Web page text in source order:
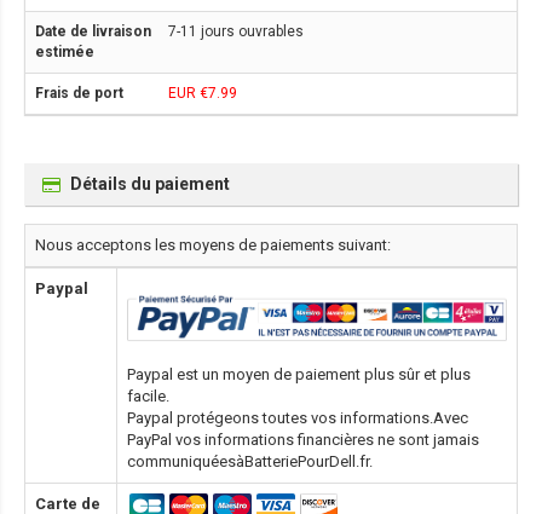
7-11 jours ouvrables
EUR €7.99
Détails du paiement
Nous acceptons les moyens de paiements suivant:
Paypal
Paypal est un moyen de paiement plus sûr et plus
facile.
Paypal protégeons toutes vos informations.Avec
PayPal vos informations financières ne sont jamais
communiquéesàBatteriePourDell.fr.
Carte de